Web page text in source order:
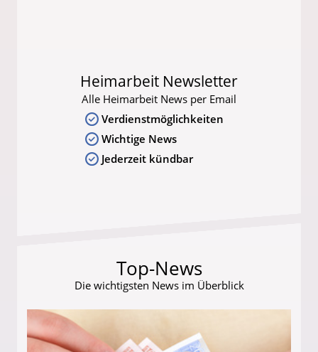
Heimarbeit Newsletter
Alle Heimarbeit News per Email
Verdienstmöglichkeiten
Wichtige News
Jederzeit kündbar
Top-News
Die wichtigsten News im Überblick